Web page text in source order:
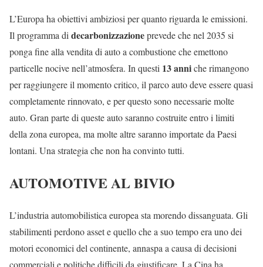
L’Europa ha obiettivi ambiziosi per quanto riguarda le emissioni.
Il programma didecarbonizzazioneprevede che nel 2035 si
ponga fine alla vendita di auto a combustione che emettono
particelle nocive nell’atmosfera. In questi 13 anniche rimangono
per raggiungere il momento critico, il parco auto deve essere quasi
completamente rinnovato, e per questo sono necessarie molte
auto. Gran parte di queste auto saranno costruite entro i limiti
della zona europea, ma molte altre saranno importate da Paesi
lontani. Una strategia che non ha convinto tutti.
AUTOMOTIVE AL BIVIO
L’industria automobilistica europea sta morendo dissanguata. Gli
stabilimenti perdono asset e quello che a suo tempo era uno dei
motori economici del continente, annaspa a causa di decisioni
commerciali e politiche difficili da giustificare. La Cina ha